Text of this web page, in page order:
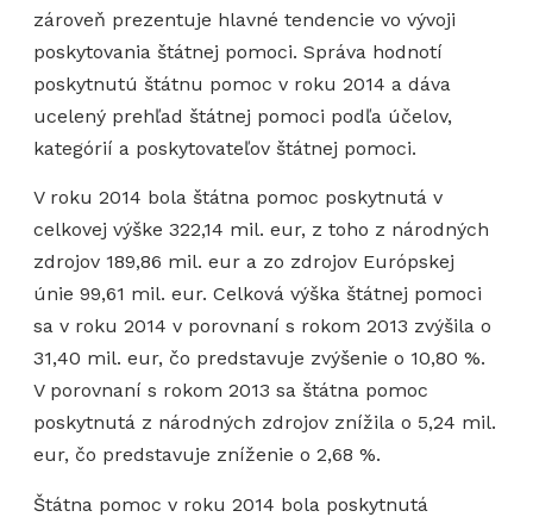
zároveň prezentuje hlavné tendencie vo vývoji
poskytovania štátnej pomoci. Správa hodnotí
poskytnutú štátnu pomoc v roku 2014 a dáva
ucelený prehľad štátnej pomoci podľa účelov,
kategórií a poskytovateľov štátnej pomoci.
V roku 2014 bola štátna pomoc poskytnutá v
celkovej výške 322,14 mil. eur, z toho z národných
zdrojov 189,86 mil. eur a zo zdrojov Európskej
únie 99,61 mil. eur. Celková výška štátnej pomoci
sa v roku 2014 v porovnaní s rokom 2013 zvýšila o
31,40 mil. eur, čo predstavuje zvýšenie o 10,80 %.
V porovnaní s rokom 2013 sa štátna pomoc
poskytnutá z národných zdrojov znížila o 5,24 mil.
eur, čo predstavuje zníženie o 2,68 %.
Štátna pomoc v roku 2014 bola poskytnutá